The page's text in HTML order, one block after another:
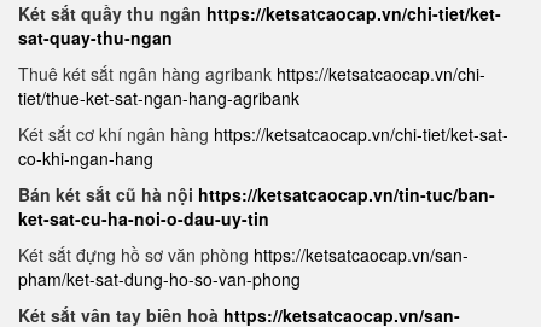
Két sắt quầy thu ngân https://ketsatcaocap.vn/chi-tiet/ket-
sat-quay-thu-ngan
Thuê két sắt ngân hàng agribank https://ketsatcaocap.vn/chi-
tiet/thue-ket-sat-ngan-hang-agribank
Két sắt cơ khí ngân hàng https://ketsatcaocap.vn/chi-tiet/ket-sat-
co-khi-ngan-hang
Bán két sắt cũ hà nội https://ketsatcaocap.vn/tin-tuc/ban-
ket-sat-cu-ha-noi-o-dau-uy-tin
Két sắt đựng hồ sơ văn phòng https://ketsatcaocap.vn/san-
pham/ket-sat-dung-ho-so-van-phong
Két sắt vân tay biên hoà https://ketsatcaocap.vn/san-